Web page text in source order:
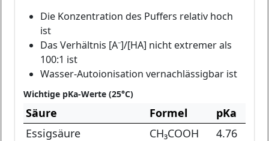
Die Konzentration des Puffers relativ hoch
ist
Das Verhältnis [A⁻]/[HA] nicht extremer als
100:1 ist
Wasser-Autoionisation vernachlässigbar ist
Wichtige pKa-Werte (25°C)
Säure Formel
pKa
Essigsäure
CH₃COOH
4.76